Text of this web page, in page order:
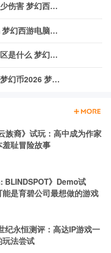
梦幻西游手游轮回令先机加多少伤害 梦幻西游轮回令加伤害一览
梦幻西游电脑版能在手机玩吗 梦幻西游电脑玩官网地址一览
梦幻西游电脑版三年内最火的区是什么 梦幻西游最热门区服一览2026
梦幻西游电脑版单号一天多少梦幻币2026 梦幻西游电脑版赚钱梦幻币一览
族裔》试玩：高中成为作家
羞耻冒险故事
BLINDSPOT》Demo试
能是育碧公司最想做的游戏
纪永恒测评：高达IP游戏一
玩法尝试